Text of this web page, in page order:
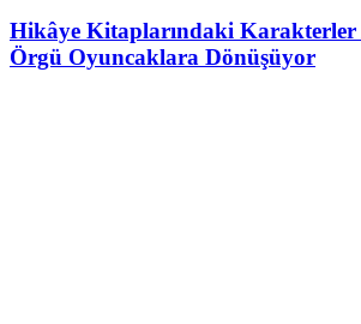
Hikâye Kitaplarındaki
Örgü Oyuncaklara Dönüşüyor